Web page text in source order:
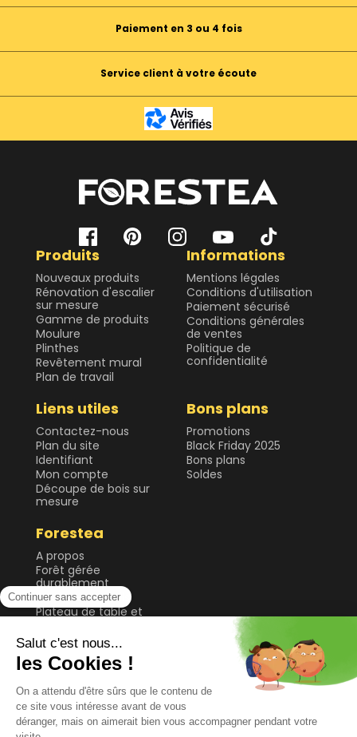
Paiement en 3 ou 4 fois
Service client à votre écoute
Produits
Nouveaux produits
Rénovation d'escalier
sur mesure
Gamme de produits
Moulure
Plinthes
Revêtement mural
Plan de travail
Informations
Mentions légales
Conditions d'utilisation
Paiement sécurisé
Conditions générales
de ventes
Politique de
confidentialité
Liens utiles
Contactez-nous
Plan du site
Identifiant
Mon compte
Découpe de bois sur
mesure
Bons plans
Promotions
Black Friday 2025
Bons plans
Soldes
Forestea
A propos
Forêt gérée
durablement
Guide & Conseils
Plateau de table et
Sol
Tablette et étagère
Tasseau, planche et